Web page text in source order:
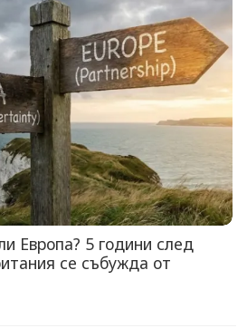
Европа? 5 години след
се събужда от